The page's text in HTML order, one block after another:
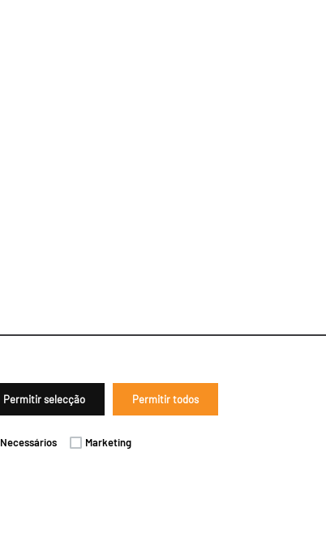
Permitir selecção Permitir todos
Necessários Marketing